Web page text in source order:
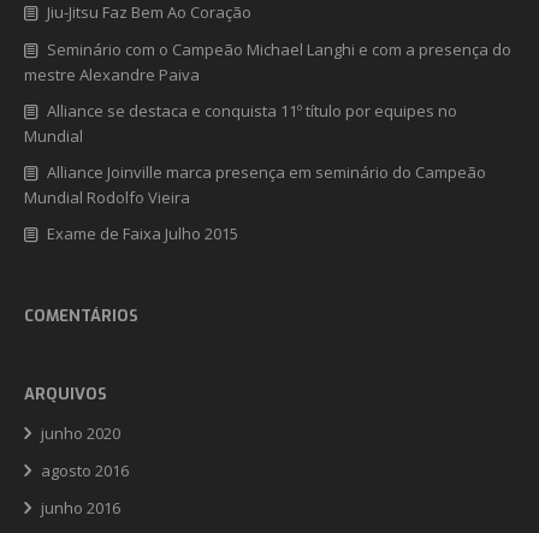
Jiu-Jitsu Faz Bem Ao Coração
Seminário com o Campeão Michael Langhi e com a presença do
mestre Alexandre Paiva
Alliance se destaca e conquista 11º título por equipes no
Mundial
Alliance Joinville marca presença em seminário do Campeão
Mundial Rodolfo Vieira
Exame de Faixa Julho 2015
COMENTÁRIOS
ARQUIVOS
junho 2020
agosto 2016
junho 2016